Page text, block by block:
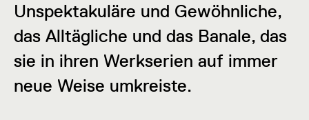
Unspektakuläre und Gewöhnliche,
das Alltägliche und das Banale, das
sie in ihren Werkserien auf immer
neue Weise umkreiste.